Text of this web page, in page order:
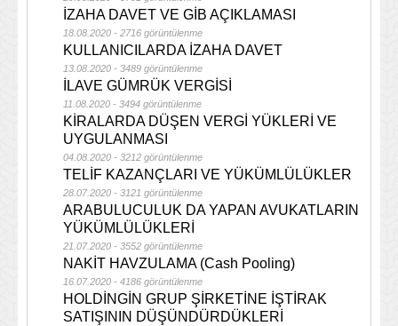
İZAHA DAVET VE GİB AÇIKLAMASI
18.08.2020 - 2716 görüntülenme
KULLANICILARDA İZAHA DAVET
13.08.2020 - 3489 görüntülenme
İLAVE GÜMRÜK VERGİSİ
11.08.2020 - 3494 görüntülenme
KİRALARDA DÜŞEN VERGİ YÜKLERİ VE
UYGULANMASI
04.08.2020 - 3212 görüntülenme
TELİF KAZANÇLARI VE YÜKÜMLÜLÜKLER
28.07.2020 - 3121 görüntülenme
ARABULUCULUK DA YAPAN AVUKATLARIN
YÜKÜMLÜLÜKLERİ
21.07.2020 - 3552 görüntülenme
NAKİT HAVZULAMA (Cash Pooling)
16.07.2020 - 4186 görüntülenme
HOLDİNGİN GRUP ŞİRKETİNE İŞTİRAK
SATIŞININ DÜŞÜNDÜRDÜKLERİ